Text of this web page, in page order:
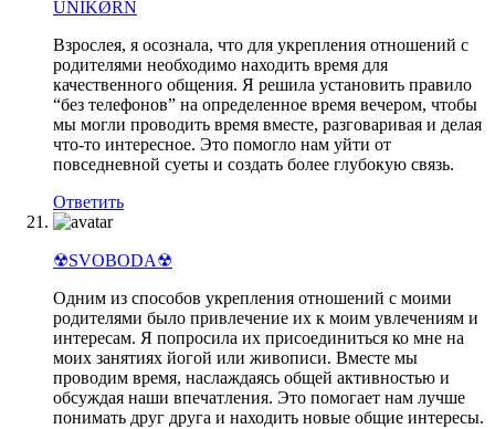
UŃÎKØRÑ
Взрослея, я осознала, что для укрепления отношений с
родителями необходимо находить время для
качественного общения. Я решила установить правило
“без телефонов” на определенное время вечером, чтобы
мы могли проводить время вместе, разговаривая и делая
что-то интересное. Это помогло нам уйти от
повседневной суеты и создать более глубокую связь.
Ответить
☢SVOBODA☢
Одним из способов укрепления отношений с моими
родителями было привлечение их к моим увлечениям и
интересам. Я попросила их присоединиться ко мне на
моих занятиях йогой или живописи. Вместе мы
проводим время, наслаждаясь общей активностью и
обсуждая наши впечатления. Это помогает нам лучше
понимать друг друга и находить новые общие интересы.